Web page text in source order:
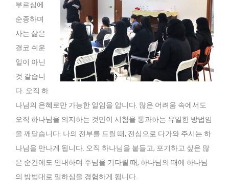
부르심에
순종하며
사는 삶은
결코 쉬운
일이 아닌
것 같습니
다. 오직 하
나님의 은혜로만 가능한 일임을 압니다. 많은 어려움 속에서도
오직 하나님을 의지하는 것만이 시험을 통과하는 유일한 방법임
을 깨닫습니다. 나의 전부를 드릴 때, 전심으로 다가와 주시는 하
나님을 만나게 됩니다. 오직 하나님을 붙들고, 포기하고 싶은 많
은 순간에도 인내하며 주님을 기다릴 때, 하나님의 때에 하나님
의 방법대로 일하심을 경험하게 됩니다.